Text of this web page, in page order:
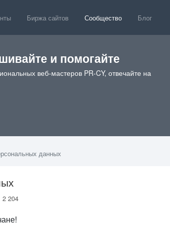
Биржа сайтов Сообщество Блог
и помогайте
веб-мастеров PR-CY, отвечайте на
данных
2 204